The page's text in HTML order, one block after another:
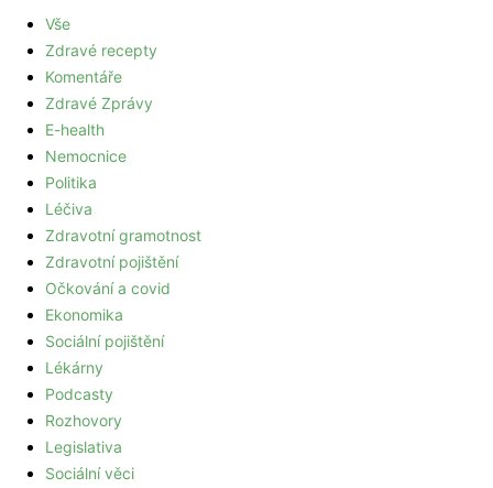
Vše
Zdravé recepty
Komentáře
Zdravé Zprávy
E-health
Nemocnice
Politika
Léčiva
Zdravotní gramotnost
Zdravotní pojištění
Očkování a covid
Ekonomika
Sociální pojištění
Lékárny
Podcasty
Rozhovory
Legislativa
Sociální věci